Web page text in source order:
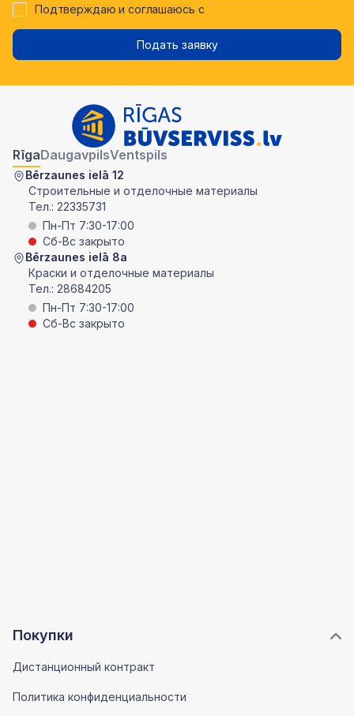
Подтверждаю и соглашаюсь с
Подать заявку
Покупки
Дистанционный контракт
Политика конфиденциальности
RīgaDaugavpilsVentspils
Bērzaunes ielā 12
Строительные и отделочные материалы
Тел.: 22335731
Пн-Пт 7:30-17:00
Сб-Вс закрыто
Bērzaunes ielā 8a
Краски и отделочные материалы
Тел.: 28684205
Пн-Пт 7:30-17:00
Сб-Вс закрыто